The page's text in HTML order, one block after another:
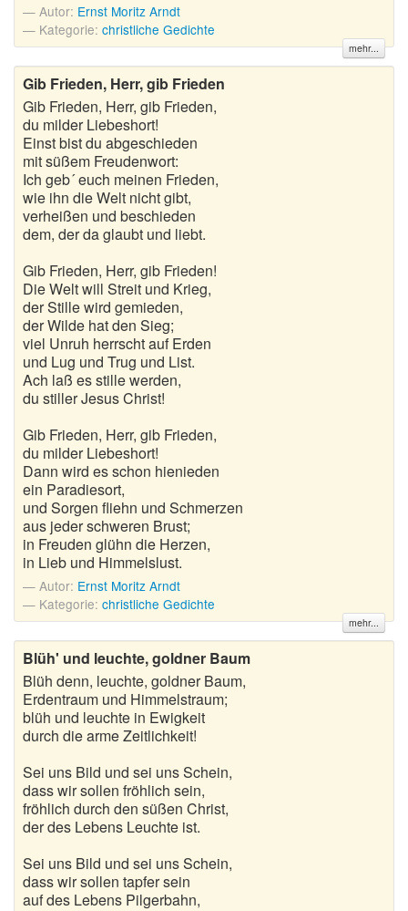
Muttertagsgedichte
Neujahrsgedichte
Nikolausgedichte
Ostergedichte
Romantische Gedichte
Schöne Gedichte
Taufgedichte
Trauergedichte
Traurige Gedichte
Valentinstag Gedichte
Vatertagsgedichte
Weihnachtsgedichte
Wintergedichte
Dichter
Gedichte-Quiz
Zufallsgedicht
Autor: Ernst Moritz Arndt
Kategorie: christliche Gedichte
mehr...
Gib Frieden, Herr, gib Frieden
Gib Frieden, Herr, gib Frieden,
du milder Liebeshort!
Einst bist du abgeschieden
mit süßem Freudenwort:
Ich geb´ euch meinen Frieden,
wie ihn die Welt nicht gibt,
verheißen und beschieden
dem, der da glaubt und liebt.
Gib Frieden, Herr, gib Frieden!
Die Welt will Streit und Krieg,
der Stille wird gemieden,
der Wilde hat den Sieg;
viel Unruh herrscht auf Erden
und Lug und Trug und List.
Ach laß es stille werden,
du stiller Jesus Christ!
Gib Frieden, Herr, gib Frieden,
du milder Liebeshort!
Dann wird es schon hienieden
ein Paradiesort,
und Sorgen fliehn und Schmerzen
aus jeder schweren Brust;
in Freuden glühn die Herzen,
in Lieb und Himmelslust.
Autor: Ernst Moritz Arndt
Kategorie: christliche Gedichte
mehr...
Blüh' und leuchte, goldner Baum
Blüh denn, leuchte, goldner Baum,
Erdentraum und Himmelstraum;
blüh und leuchte in Ewigkeit
durch die arme Zeitlichkeit!
Sei uns Bild und sei uns Schein,
dass wir sollen fröhlich sein,
fröhlich durch den süßen Christ,
der des Lebens Leuchte ist.
Sei uns Bild und sei uns Schein,
dass wir sollen tapfer sein
auf des Lebens Pilgerbahn,